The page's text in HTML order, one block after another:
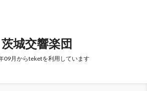
茨城交響楽団
09月からteketを利用しています